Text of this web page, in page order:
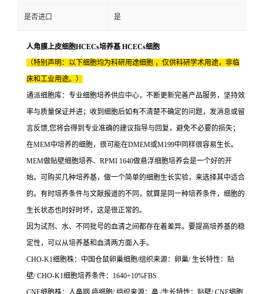
是否进口 是
人角膜上皮细胞HCECs培养基 HCECs细胞
（特别声明：以下细胞均为科研用途细胞 ，仅供科研学术用途，非临
床和工业用途。）
通派细胞库：专业细胞培养供应中心，不断更新完善产品服务，坚持效
率与质量保证并进；收到细胞后如有不清楚不确定的问题，发消息或留
言反馈,您将会得到专业准确的建议指导与回复，避免不必要的损失；
在MEM中培养的细胞，很可能在DMEM或M199中同样很容易生长。
MEM做贴壁细胞培养、RPMI 1640做悬浮细胞培养会是一个好的开
始。可购买几种培养基，做一个简单的细胞生长实验，来选择其中适合
的。有时培养条件与文献报道的不同，就算是同一种培养条件，细胞的
生长状态也时好时坏，这是很正常的。
因为试剂、水、不同批号的血清之间都存在着差异。要提高培养基的稳
定性，可以从培养基和血清两方面入手。
CHO-K1细胞株：中国仓鼠卵巢细胞/组织来源：卵巢/ 生长特性：贴
壁/ CHO-K1细胞培养条件：1640+10%FBS
CNE细胞株：人鼻咽 癌细胞/ 组织来源：鼻 /生长特性：贴壁/ CNE细胞